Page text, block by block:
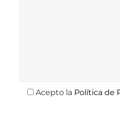
Acepto la Política de